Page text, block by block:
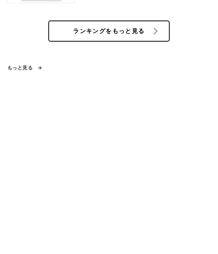
ランキングをもっと見る
もっと見る